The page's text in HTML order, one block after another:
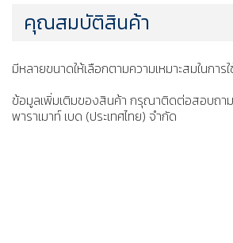
คุณสมบัติสินค้า
มีหลายขนาดให้เลือกตามความเหมาะสมในการ
ข้อมูลเพิ่มเติมของสินค้า กรุณาติดต่อสอบถา
พาราเมาท์ เบด (ประเทศไทย) จำกัด